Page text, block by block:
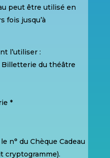
peut être utilisé en
fois jusqu’à
l’utiliser :
du théâtre
*
n° du Chèque Cadeau
cryptogramme).